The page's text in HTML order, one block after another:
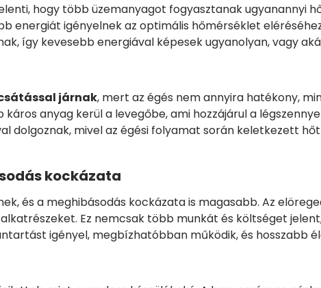
hogy több üzemanyagot fogyasztanak ugyanannyi
energiát igényelnek az optimális hőmérséklet
így kevesebb energiával képesek ugyanolyan, vagy
járnak, mert az égés nem annyira hatékony,
anyag kerül a levegőbe, ami hozzájárul a
dolgoznak, mivel az égési folyamat során keletkezett
kockázata
és a meghibásodás kockázata is magasabb. Az
Ez nemcsak több munkát és költséget
igényel, megbízhatóbban működik, és hosszabb